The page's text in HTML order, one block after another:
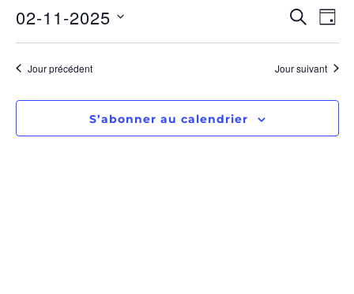
ET
DE
VUES
de
Jour
02-11-2025
une
date.Jour précédent Jour suivant
S’abonner au calendrier